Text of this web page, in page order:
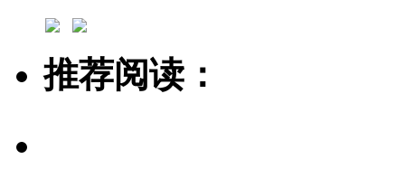
推荐阅读：